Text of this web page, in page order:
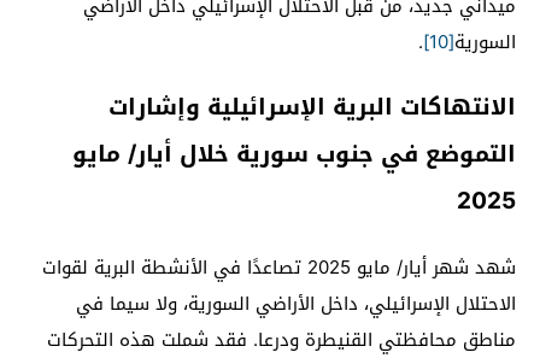
السورية[10]
.
الانتهاكات البرية الإسرائيلية وإشارات
التموضع في جنوب سورية خلال أيار/ مايو
2025
شهد شهر أيار/ مايو 2025 تصاعدًا في الأنشطة البرية لقوات
الاحتلال الإسرائيلي، داخل الأراضي السورية، ولا سيما في
مناطق محافظتي القنيطرة ودرعا. فقد شملت هذه التحركات